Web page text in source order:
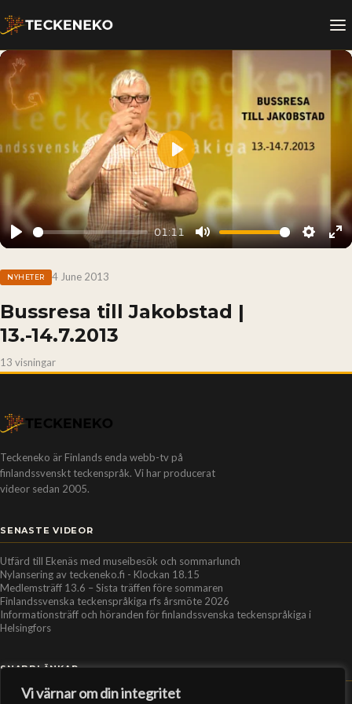
Vi värnar om din integritet
Play
01:11
Mute
Play
NYHETER 4 June 2013
Bussresa till Jakobstad |
13.-14.7.2013
13 visningar
Teckeneko är Finlands enda webb-tv på
finlandssvenskt teckenspråk. Vi har producerat
videor sedan 2005.
SENASTE VIDEOR
Utfärd till Ekenäs med museibesök och sommarlunch
Nylansering av teckeneko.fi - Klockan 18.15
Medlemsträff 13.6 – Sista träffen före sommaren
Finlandssvenska teckenspråkiga rfs årsmöte 2026
Informationsträff och höranden för finlandssvenska teckenspråkiga i
Helsingfors
SNABBLÄNKAR